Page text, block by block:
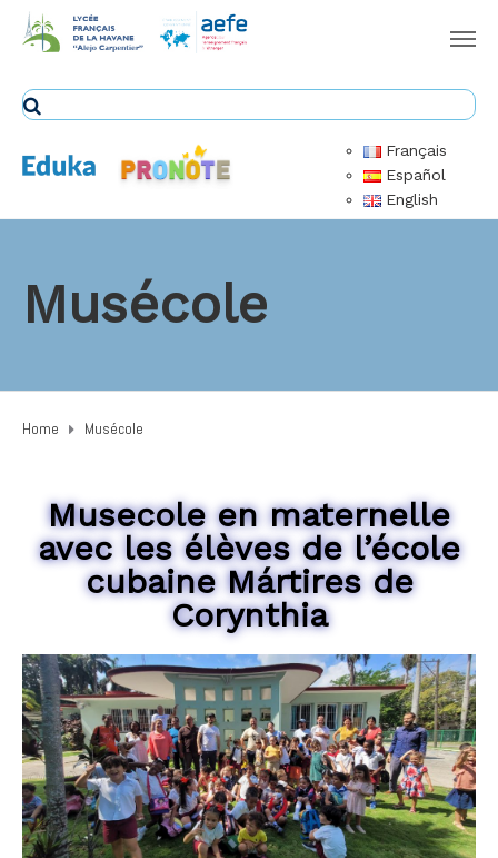
Français
Español
English
Musécole
Home Musécole
Musecole en maternelle
avec les élèves de l’école
cubaine Mártires de
Corynthia